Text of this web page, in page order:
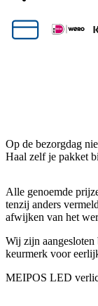
Op de bezorgdag
Haal zelf je pakket
Alle genoemde
tenzij anders
afwijken van het
Wij zijn aangesloten
keurmerk voor
MEIPOS LED